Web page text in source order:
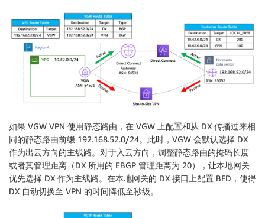
如果 VGW VPN 使用静态路由，在 VGW 上配置和从 DX 传播过来相
同的静态路由前缀 192.168.52.0/24。此时，VGW 会默认选择 DX
作为出云方向的主线路。对于入云方向，调整静态路由的掩码长度
或者其管理距离（DX 所用的 EBGP 管理距离为 20），让本地网关
优先选择 DX 作为主线路。在本地网关的 DX 接口上配置 BFD，使得
DX 自动切换至 VPN 的时间降低至秒级。